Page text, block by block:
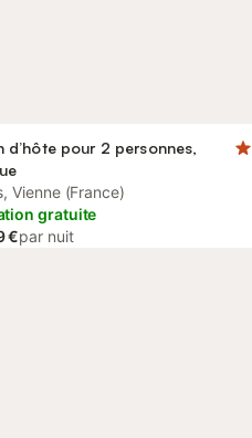
d’hôte pour 2 personnes,
Vienne (France)
gratuite
€par nuit